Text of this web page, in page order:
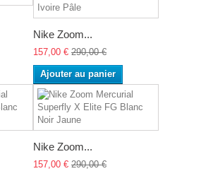
Nike Zoom...
157,00 € 290,00 €
Ajouter au panier
Nike Zoom...
157,00 € 290,00 €